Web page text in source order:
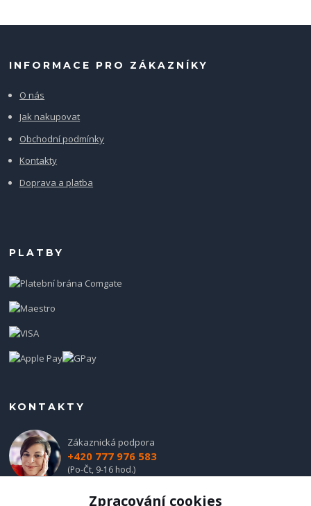
INFORMACE PRO ZÁKAZNÍKY
O nás
Jak nakupovat
Obchodní podmínky
Kontakty
Doprava a platba
PLATBY
KONTAKTY
Zákaznická podpora
+420 777 976 583
(Po-Čt, 9-16 hod.)
obchod@hadladla.cz
Zpracování cookies